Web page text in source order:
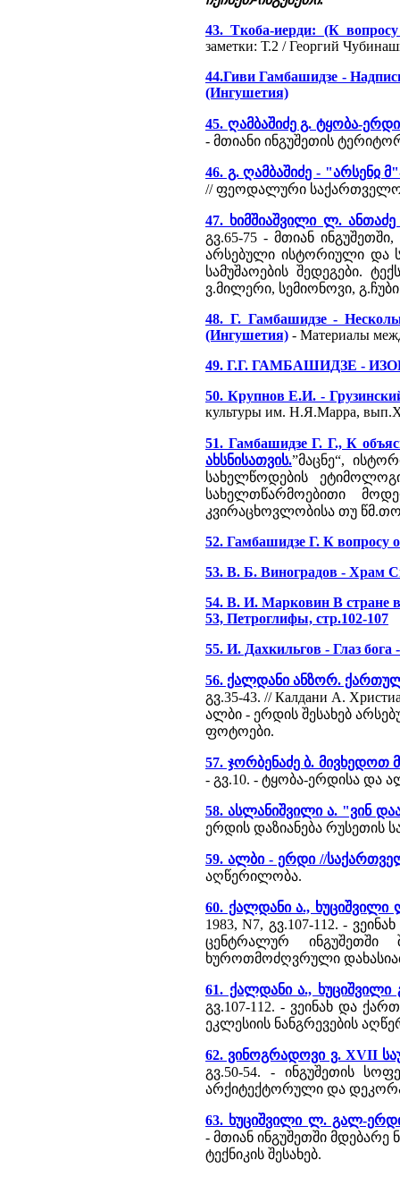
43. Ткоба-иерди: (К
заметки: Т.2 / Георгий
44.Гиви Гамбашидзе -
(Ингушетия)
45. ღამბაშიძე გ. ტყობა-
- მთიანი ინგუშეთის
46. გ. ღამბაშიძე - "არსენჲ
// ფეოდალური
47. ხიმშიაშვილი ლ.
გვ.65-75 - მთიან
არსებული ისტორიული და
სამუშაოების შედეგები.
ვ.მილერი, სემიონოვი,
48. Г. Гамбашидзе -
(Ингушетия) - Материалы
49. Г.Г. ГАМБАШИДЗЕ -
50. Крупнов Е.И. -
культуры им. Н.Я.Марра,
51. Гамбашидзе Г. Г., К
ახსნისათვის.”მაცნე“,
სახელწოდების
სახელთწარმოებითი
კვირაცხოვლობისა თუ
52. Гамбашидзе Г. К вопросу
53. В. Б. Виноградов - Храм
54. В. И. Марковин В стране
53, Петроглифы, стр.102-107
55. И. Дахкильгов - Глаз бога
56. ქალდანი ანზორ.
გვ.35-43. // Калдани А.
ალბი - ერდის შესახებ
ფოტოები.
57. ჯორბენაძე ბ. მივხედოთ
- გვ.10. - ტყობა-ერდისა და
58. ასლანიშვილი ა. "ვინ
ერდის დაზიანება
59. ალბი - ერდი //
აღწერილობა.
60. ქალდანი ა., ხუციშვილი
1983, N7, გვ.107-112. -
ცენტრალურ ინგუშეთში
ხუროთმოძღვრული
61. ქალდანი ა.,
გვ.107-112. - ვეინახ და
ეკლესიის ნანგრევების
62. ვინოგრადოვი ვ. XVII
გვ.50-54. - ინგუშეთის
არქიტექტორული და
63. ხუციშვილი ლ. გალ-
- მთიან ინგუშეთში
ტექნიკის შესახებ.